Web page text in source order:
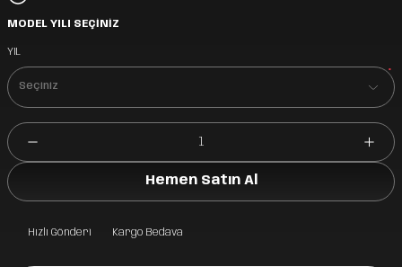
MODEL YILI SEÇİNİZ
YIL
*
Hemen Satın Al
Hızlı Gönderi Kargo Bedava